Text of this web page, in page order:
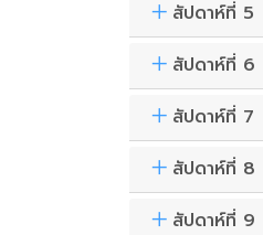
สัปดาห์ที่ 5
สัปดาห์ที่ 6
สัปดาห์ที่ 7
สัปดาห์ที่ 8
สัปดาห์ที่ 9